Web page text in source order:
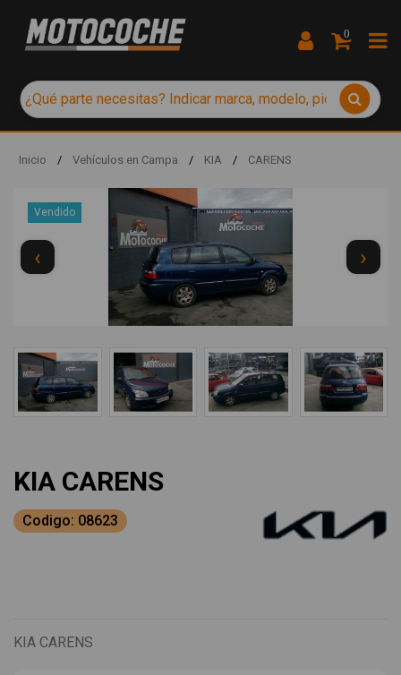
0
Inicio / Vehículos en Campa / KIA / CARENS
Vendido
‹ ›
KIA CARENS
Codigo: 08623
KIA CARENS